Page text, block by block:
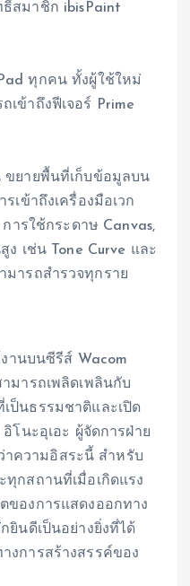
สมาชิก ibisPaint
ทุกคน ทั้งผู้ใช้ใหม่
เข้าถึงฟีเจอร์ Prime
ขยายพื้นที่เก็บข้อมูลบน
เข้าถึงเครื่องมือเวก
ารใช้กระดาษ Canvas,
เช่น Tone Curve และ
มารถสำรวจทุกราย
านบนซีรีส์ Wacom
มารถเพลิดเพลินกับ
ป็นธรรมชาติและเปิด
โนะอุเอะ ผู้จัดการฝ่าย
าความอิสระนี้ สำหรับ
ทุกสถานที่เมื่อเกิดแรง
ของการแสดงออกทาง
ยินดีเป็นอย่างยิ่งที่ได้
งการสร้างสรรค์ของ